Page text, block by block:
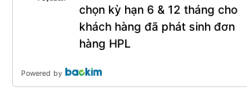
chọn kỳ hạn 6 & 12 tháng cho
khách hàng đã phát sinh đơn
hàng HPL
Powered by